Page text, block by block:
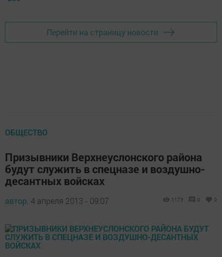
Перейти на страницу новости
ОБЩЕСТВО
Призывники Верхнеуслонского района
будут служить в спецназе и воздушно-
десантных войсках
автор, 4 апреля 2013 - 09:07 1173 0 0